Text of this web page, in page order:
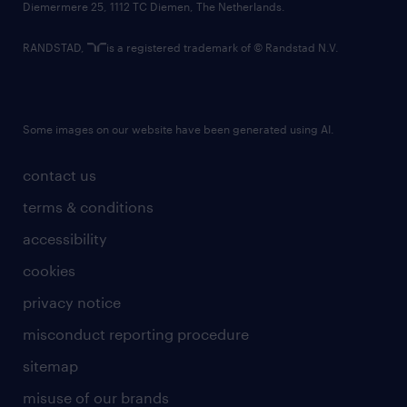
contact us
terms & conditions
accessibility
cookies
privacy notice
misconduct reporting procedure
sitemap
misuse of our brands
Diemermere 25, 1112 TC Diemen, The Netherlands.
RANDSTAD, is a registered trademark of © Randstad N.V.
Some images on our website have been generated using AI.